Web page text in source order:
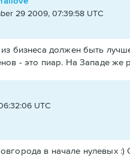
29 2009, 07:39:58 UTC
бизнеса должен быть
- это пиар. На Западе же
UTC
в начале нулевых :)